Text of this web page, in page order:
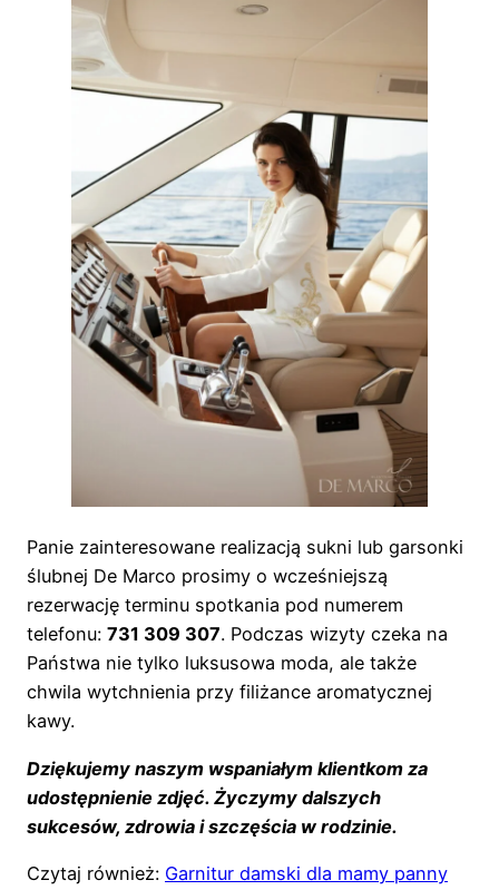
Panie zainteresowane realizacją sukni lub garsonki
ślubnej De Marco prosimy o wcześniejszą
rezerwację terminu spotkania pod numerem
telefonu: 731 309 307. Podczas wizyty czeka na
Państwa nie tylko luksusowa moda, ale także
chwila wytchnienia przy filiżance aromatycznej
kawy.
Dziękujemy naszym wspaniałym klientkom za
udostępnienie zdjęć. Życzymy dalszych
sukcesów, zdrowia i szczęścia w rodzinie.
Czytaj również: Garnitur damski dla mamy panny